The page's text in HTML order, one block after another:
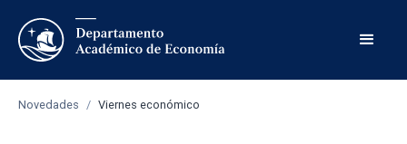
Novedades / Viernes económico